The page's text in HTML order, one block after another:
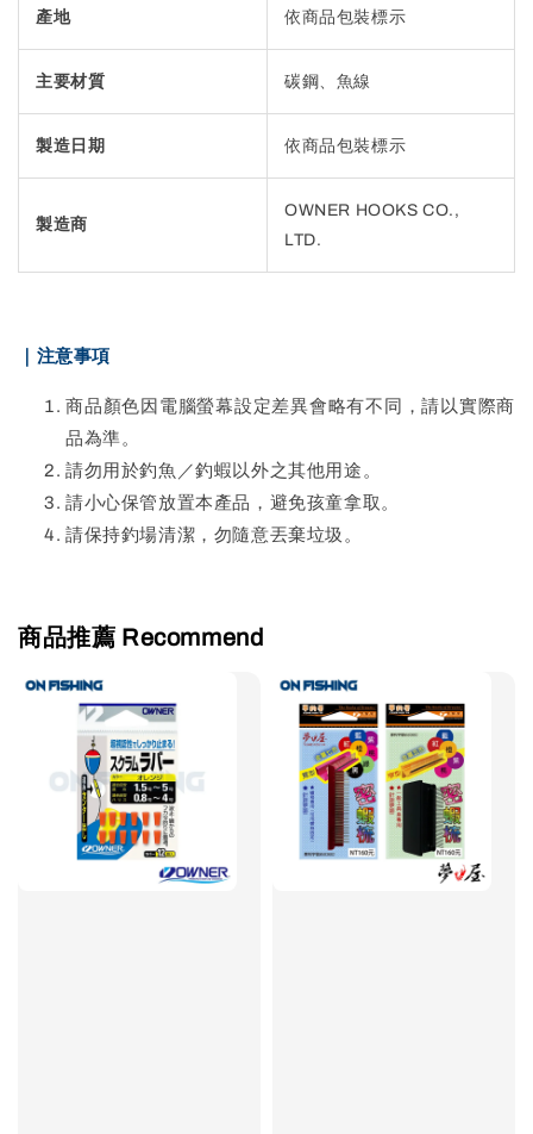
產地 依商品包裝標示
主要材質 碳鋼、魚線
製造日期 依商品包裝標示
製造商
OWNER HOOKS CO.,
LTD.
｜注意事項
商品顏色因電腦螢幕設定差異會略有不同，請以實際商
品為準。
請勿用於釣魚／釣蝦以外之其他用途。
請小心保管放置本產品，避免孩童拿取。
請保持釣場清潔，勿隨意丟棄垃圾。
商品推薦 Recommend